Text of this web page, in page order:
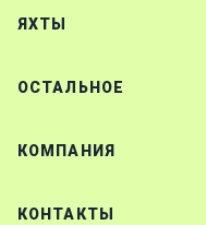
ЯХТЫ
ОСТАЛЬНОЕ
КОМПАНИЯ
КОНТАКТЫ